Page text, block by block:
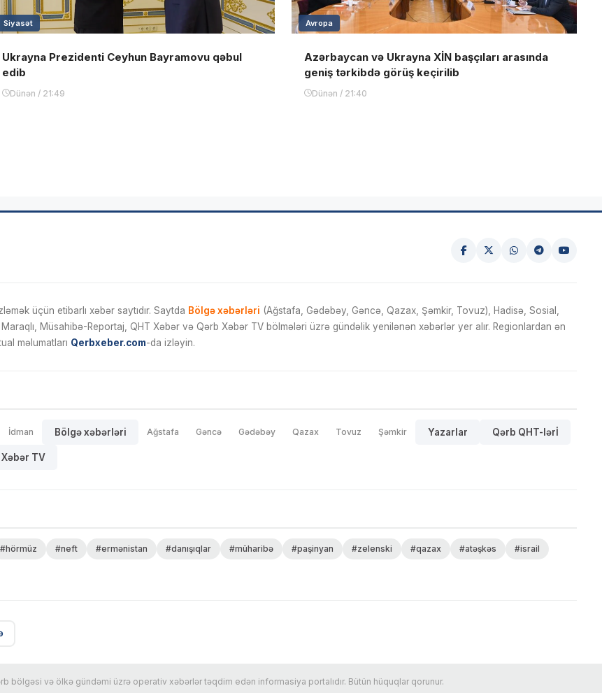
Siyasət
Ukrayna Prezidenti Ceyhun Bayramovu qəbul
edib
Dünən / 21:49
Avropa
Azərbaycan və Ukrayna XİN başçıları arasında
geniş tərkibdə görüş keçirilib
Dünən / 21:40
üçün etibarlı xəbər saytıdır. Saytda Bölgə xəbərləri (Ağstafa, Gədəbəy, Gəncə, Qazax, Şəmkir, Tovuz), Hadisə, Sosial,
Müsahibə-Reportaj, QHT Xəbər və Qərb Xəbər TV bölmələri üzrə gündəlik yenilənən xəbərlər yer alır. Regionlardan ən
məlumatları Qerbxeber.com-da izləyin.
İdman Bölgə xəbərləri Ağstafa Gəncə Gədəbəy Qazax Tovuz Şəmkir Yazarlar Qərb QHT-lərİ
TV
#hörmüz #neft #ermənistan #danışıqlar #müharibə #paşinyan #zelenski #qazax #atəşkəs
#israil
bölgəsi və ölkə gündəmi üzrə operativ xəbərlər təqdim edən informasiya portalıdır. Bütün hüquqlar qorunur.